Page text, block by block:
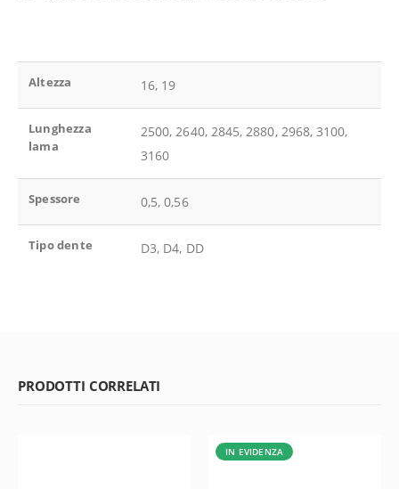
Altezza 16, 19
Lunghezza
lama
2500, 2640, 2845, 2880, 2968, 3100,
3160
Spessore 0,5, 0,56
Tipo dente D3, D4, DD
PRODOTTI CORRELATI
IN EVIDENZA